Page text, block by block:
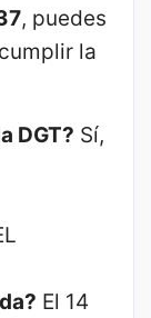
, puedes
la
DGT? Sí,
El 14